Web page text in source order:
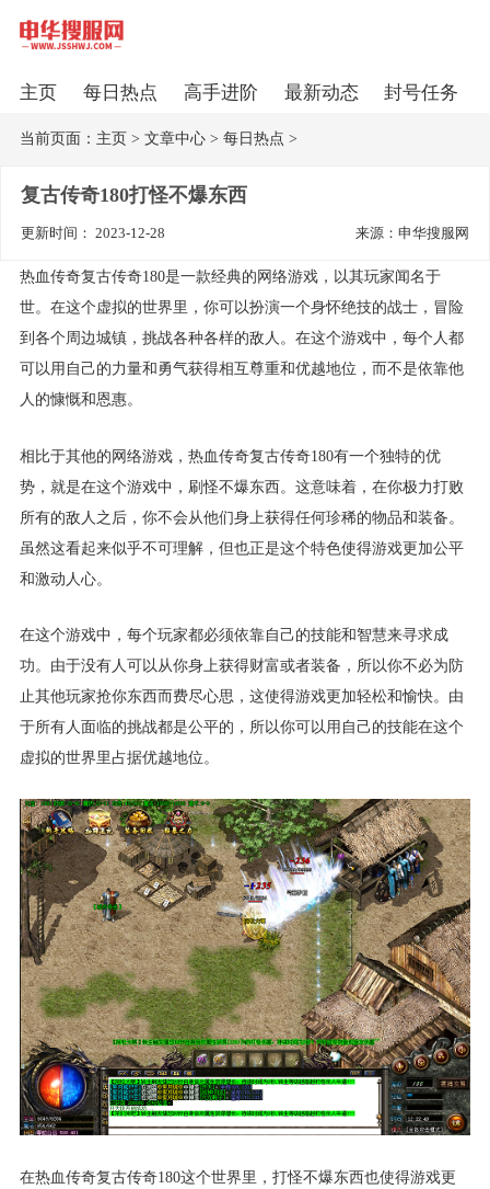
主页 每日热点 高手进阶 最新动态 封号任务
当前页面： 主页> 文章中心> 每日热点 >
复古传奇180打怪不爆东西
更新时间： 2023-12-28 来源：申华搜服网
热血传奇复古传奇180是一款经典的网络游戏，以其玩家闻名于
世。在这个虚拟的世界里，你可以扮演一个身怀绝技的战士，冒险
到各个周边城镇，挑战各种各样的敌人。在这个游戏中，每个人都
可以用自己的力量和勇气获得相互尊重和优越地位，而不是依靠他
人的慷慨和恩惠。
相比于其他的网络游戏，热血传奇复古传奇180有一个独特的优
势，就是在这个游戏中，刷怪不爆东西。这意味着，在你极力打败
所有的敌人之后，你不会从他们身上获得任何珍稀的物品和装备。
虽然这看起来似乎不可理解，但也正是这个特色使得游戏更加公平
和激动人心。
在这个游戏中，每个玩家都必须依靠自己的技能和智慧来寻求成
功。由于没有人可以从你身上获得财富或者装备，所以你不必为防
止其他玩家抢你东西而费尽心思，这使得游戏更加轻松和愉快。由
于所有人面临的挑战都是公平的，所以你可以用自己的技能在这个
虚拟的世界里占据优越地位。
在热血传奇复古传奇180这个世界里，打怪不爆东西也使得游戏更